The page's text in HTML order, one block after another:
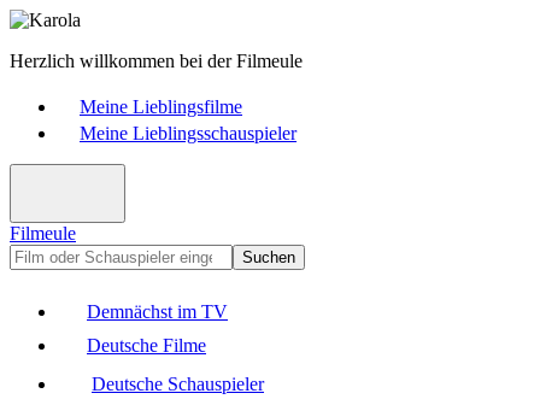
Herzlich willkommen bei der Filmeule
Meine Lieblingsfilme
Meine Lieblingsschauspieler
Filmeule
Suchen
Demnächst im TV
Deutsche Filme
Deutsche Schauspieler